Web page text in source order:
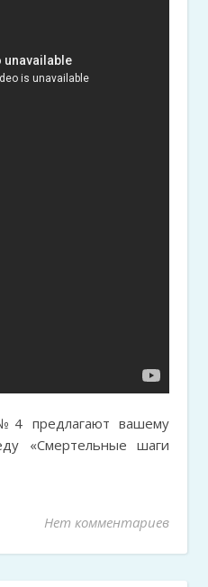
предлагают вашему
«Смертельные шаги
Нет комментариев